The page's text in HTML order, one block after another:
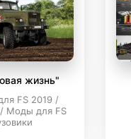
жизнь"
FS 2019 /
/ Моды для FS